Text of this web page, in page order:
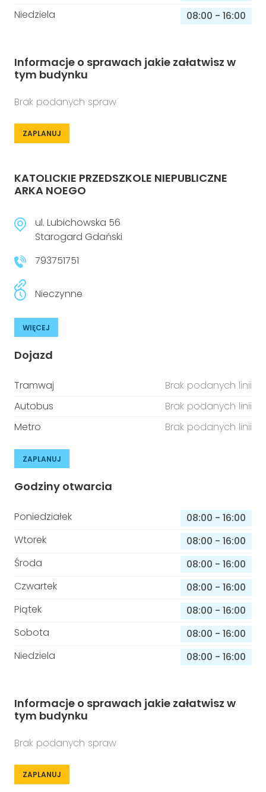
Niedziela
08:00 - 16:00
Informacje o sprawach jakie załatwisz w
tym budynku
Brak podanych spraw
ZAPLANUJ
KATOLICKIE PRZEDSZKOLE NIEPUBLICZNE
ARKA NOEGO
ul. Lubichowska 56
Starogard Gdański
793751751
Nieczynne
WIĘCEJ
Dojazd
Tramwaj
Brak podanych linii
Autobus
Brak podanych linii
Metro
Brak podanych linii
ZAPLANUJ
Godziny otwarcia
Poniedziałek 08:00 - 16:00
Wtorek
08:00 - 16:00
Środa
08:00 - 16:00
Czwartek
08:00 - 16:00
Piątek
08:00 - 16:00
Sobota
08:00 - 16:00
Niedziela
08:00 - 16:00
Informacje o sprawach jakie załatwisz w
tym budynku
Brak podanych spraw
ZAPLANUJ